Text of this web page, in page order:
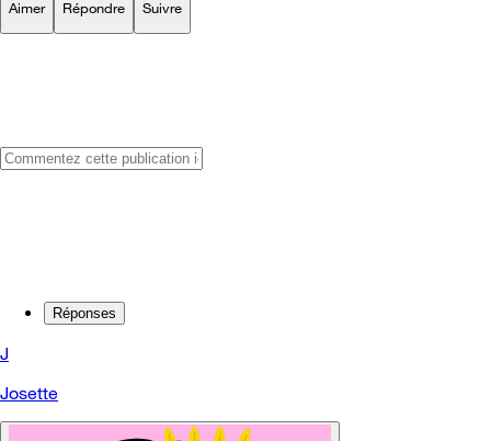
Aimer Répondre Suivre
Réponses
J
Josette